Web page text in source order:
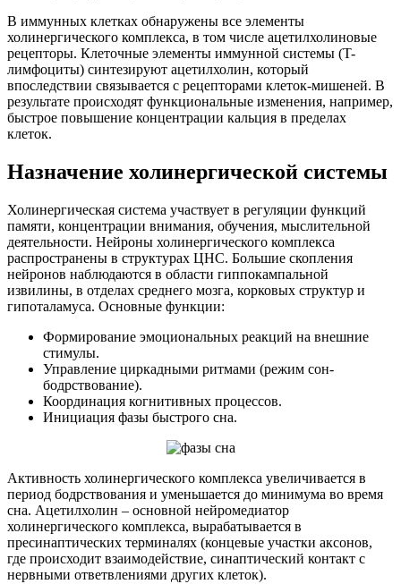
В иммунных клетках обнаружены все элементы
холинергического комплекса, в том числе ацетилхолиновые
рецепторы. Клеточные элементы иммунной системы (T-
лимфоциты) синтезируют ацетилхолин, который
впоследствии связывается с рецепторами клеток-мишеней. В
результате происходят функциональные изменения, например,
быстрое повышение концентрации кальция в пределах
клеток.
Назначение холинергической системы
Холинергическая система участвует в регуляции функций
памяти, концентрации внимания, обучения, мыслительной
деятельности. Нейроны холинергического комплекса
распространены в структурах ЦНС. Большие скопления
нейронов наблюдаются в области гиппокампальной
извилины, в отделах среднего мозга, корковых структур и
гипоталамуса. Основные функции:
Формирование эмоциональных реакций на внешние
стимулы.
Управление циркадными ритмами (режим сон-
бодрствование).
Координация когнитивных процессов.
Инициация фазы быстрого сна.
Активность холинергического комплекса увеличивается в
период бодрствования и уменьшается до минимума во время
сна. Ацетилхолин – основной нейромедиатор
холинергического комплекса, вырабатывается в
пресинаптических терминалях (концевые участки аксонов,
где происходит взаимодействие, синаптический контакт с
нервными ответвлениями других клеток).